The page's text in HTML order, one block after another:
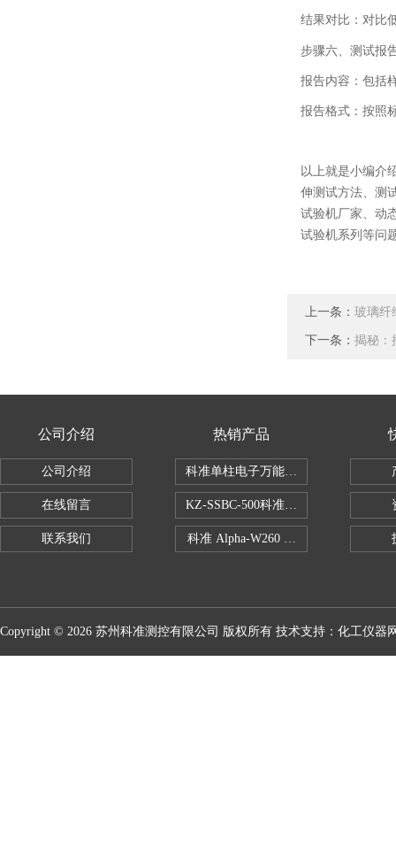
结果对比：对比
步骤六、 测试报
报告内容：包括
报告格式：按照
以上就是小编介
伸测试方法、测
试验机厂家、动
试验机系列等问
上一条： 玻璃纤
下一条： 揭秘：
公司介绍
公司介绍
在线留言
联系我们
热销产品
科准单柱电子万能拉力机KZ-SSBC-500
KZ-SSBC-500科准单柱电子万能试验
科准 Alpha-W260 半导体全自动推拉
Copyright © 2026 苏州科准测控有限公司 版权所有 技术支持： 化工仪器